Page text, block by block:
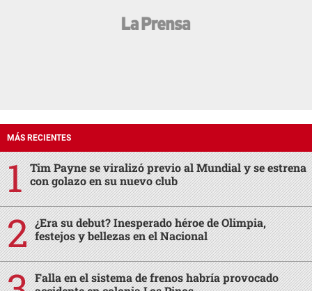
MÁS RECIENTES
Tim Payne se viralizó previo al Mundial y se estrena
con golazo en su nuevo club
¿Era su debut? Inesperado héroe de Olimpia,
festejos y bellezas en el Nacional
Falla en el sistema de frenos habría provocado